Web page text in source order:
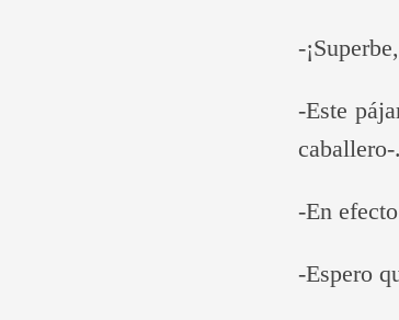
-
-Este
-En
-Espero